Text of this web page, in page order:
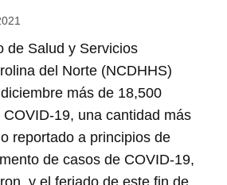
de Salud y Servicios
del Norte (NCDHHS)
más de 18,500
19, una cantidad más
reportado a principios de
de casos de COVID-19,